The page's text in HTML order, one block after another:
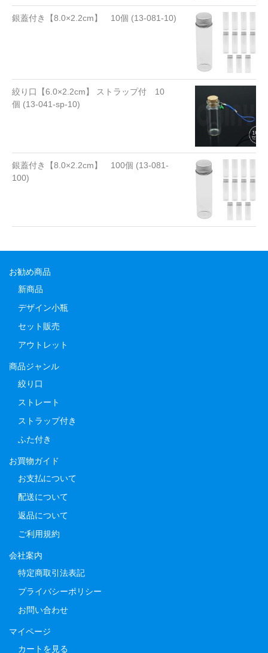
銀蓋付き【8.0×2.2cm】 10個 (13-081-10)
絞り口【6.0×2.2cm】 ストラップ付 10
個 (13-041-sp-10)
銀蓋付き【8.0×2.2cm】 100個 (13-081-
100)
お勧め商品
新商品
デザイン小瓶
セット販売
アウトレット
商品ジャンル
絞り口
ストレート
ストラップ付き
ふた付き
お買物ガイド
お支払について
配送について
返品について
ご利用規約
会社案内
特定商取引法表記
プライバシーポリシー
お問い合わせ
マイページ
カートを見る